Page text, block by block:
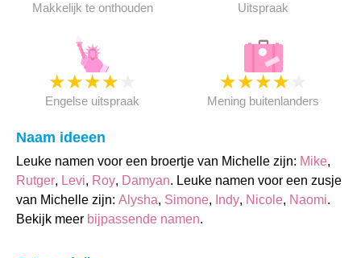
Makkelijk te onthouden Uitspraak
★★★★
Engelse uitspraak
★★★★
Mening buitenlanders
Naam ideeen
Leuke namen voor een broertje van Michelle zijn: Mike,
Rutger, Levi, Roy, Damyan. Leuke namen voor een zusje
van Michelle zijn: Alysha, Simone, Indy, Nicole, Naomi.
Bekijk meer bijpassende namen.